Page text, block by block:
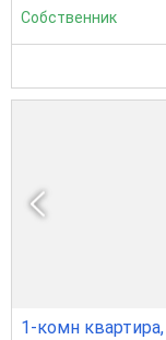
Собственник
1-комн